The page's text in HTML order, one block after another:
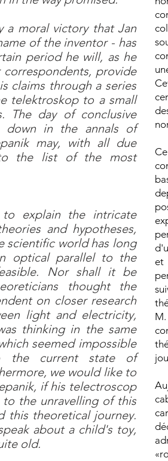
a moral victory that Jan
of the inventor - has
period he will, as he
provide
claims through a series
telektroskop to a small
The day of conclusive
in the annals of
may, with all due
the list of the most
explain the intricate
and hypotheses,
scientific world has long
optical parallel to the
Nor shall it be
thought the
on closer research
light and electricity,
thinking in the same
seemed impossible
the current state of
we would like to
if his telectroscop
the unravelling of this
this theoretical journey.
about a child's toy,
old.
et